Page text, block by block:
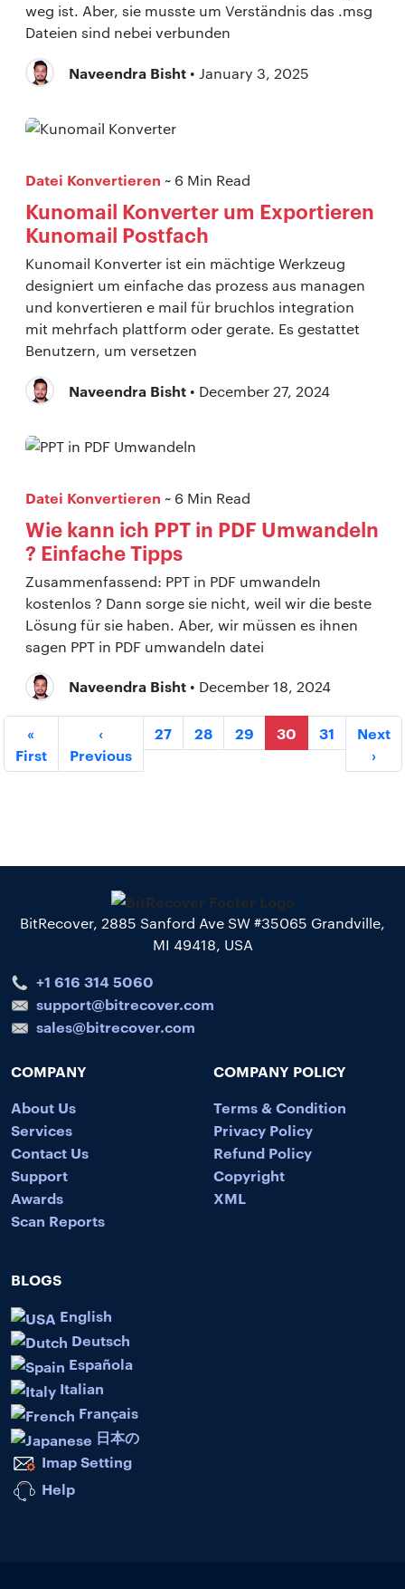
weg ist. Aber, sie musste um Verständnis das .msg
Dateien sind nebei verbunden
Naveendra Bisht • January 3, 2025
Datei Konvertieren ~ 6 Min Read
Kunomail Konverter um Exportieren
Kunomail Postfach
Kunomail Konverter ist ein mächtige Werkzeug
designiert um einfache das prozess aus managen
und konvertieren e mail für bruchlos integration
mit mehrfach plattform oder gerate. Es gestattet
Benutzern, um versetzen
Naveendra Bisht • December 27, 2024
Datei Konvertieren ~ 6 Min Read
Wie kann ich PPT in PDF Umwandeln
? Einfache Tipps
Zusammenfassend: PPT in PDF umwandeln
kostenlos ? Dann sorge sie nicht, weil wir die beste
Lösung für sie haben. Aber, wir müssen es ihnen
sagen PPT in PDF umwandeln datei
Naveendra Bisht • December 18, 2024
«
First
‹
Previous
27 28 29 30 31
Next
›
BitRecover, 2885 Sanford Ave SW #35065 Grandville,
MI 49418, USA
+1 616 314 5060
support@bitrecover.com
sales@bitrecover.com
COMPANY
About Us
Services
Contact Us
Support
Awards
Scan Reports
COMPANY POLICY
Terms & Condition
Privacy Policy
Refund Policy
Copyright
XML
BLOGS
English
Deutsch
Española
Italian
Français
日本の
Imap Setting
Help